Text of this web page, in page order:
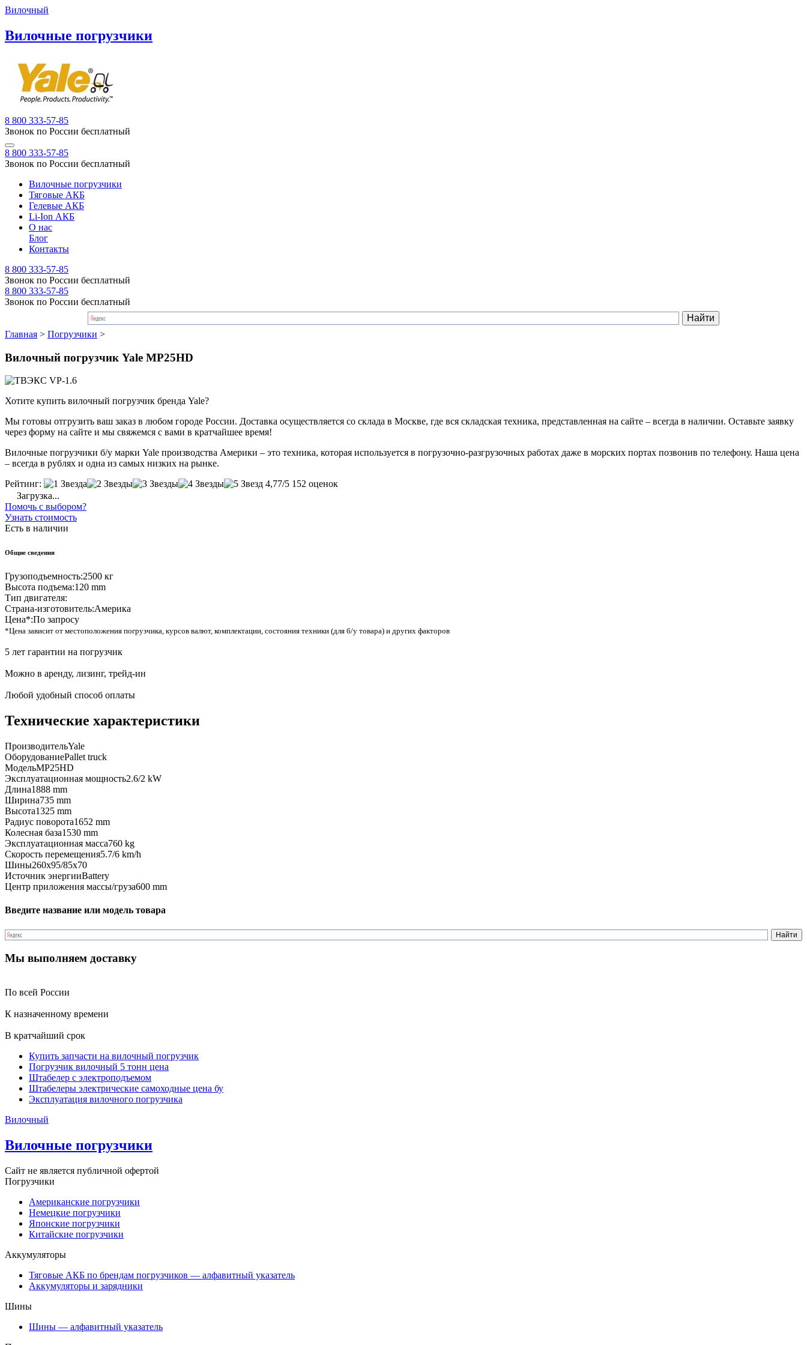
Вилочный
Вилочные погрузчики
8 800 333-57-85
Звонок по России бесплатный
8 800 333-57-85
Звонок по России бесплатный
Вилочные погрузчики
Тяговые АКБ
Гелевые АКБ
Li-Ion АКБ
О нас
Блог
Контакты
8 800 333-57-85
Звонок по России бесплатный
8 800 333-57-85
Звонок по России бесплатный
Главная > Погрузчики >
Вилочный погрузчик Yale MP25HD
Хотите купить вилочный погрузчик бренда Yale?
Мы готовы отгрузить ваш заказ в любом городе России. Доставка осуществляется со склада в Москве, где вся складская техника, представленная на сайте – всегда в наличии. Оставьте заявку
через форму на сайте и мы свяжемся с вами в кратчайшее время!
Вилочные погрузчики б/у марки Yale производства Америки – это техника, которая используется в погрузочно-разгрузочных работах даже в морских портах позвонив по телефону. Наша цена
– всегда в рублях и одна из самых низких на рынке.
Рейтинг:
4,77/5 152 оценок
Загрузка...
Помочь с выбором?
Узнать стоимость
Есть в наличии
Общие сведения
Грузоподъемность:2500 кг
Высота подъема:120 mm
Тип двигателя:
Страна-изготовитель:Америка
Цена*:По запросу
*Цена зависит от местоположения погрузчика, курсов валют, комплектации, состояния техники (для б/у товара) и других факторов
5 лет гарантии на погрузчик
Можно в аренду, лизинг, трейд-ин
Любой удобный способ оплаты
Технические характеристики
ПроизводительYale
ОборудованиеPallet truck
МодельMP25HD
Эксплуатационная мощность2.6/2 kW
Длина1888 mm
Ширина735 mm
Высота1325 mm
Радиус поворота1652 mm
Колесная база1530 mm
Эксплуатационная масса760 kg
Скорость перемещения5.7/6 km/h
Шины260x95/85x70
Источник энергииBattery
Центр приложения массы/груза600 mm
Введите название или модель товара
Мы выполняем доставку
По всей России
К назначенному времени
В кратчайший срок
Купить запчасти на вилочный погрузчик
Погрузчик вилочный 5 тонн цена
Штабелер с электроподъемом
Штабелеры электрические самоходные цена бу
Эксплуатация вилочного погрузчика
Вилочный
Вилочные погрузчики
Сайт не является публичной офертой
Погрузчики
Американские погрузчики
Немецкие погрузчики
Японские погрузчики
Китайские погрузчики
Аккумуляторы
Тяговые АКБ по брендам погрузчиков — алфавитный указатель
Аккумуляторы и зарядники
Шины
Шины — алфавитный указатель